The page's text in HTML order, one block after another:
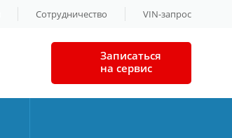
Сотрудничество VIN-запрос
Записаться
на сервис